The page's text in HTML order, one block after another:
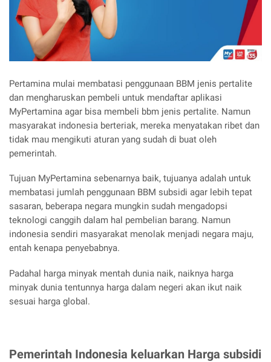
Pertamina mulai membatasi penggunaan BBM jenis pertalite
dan mengharuskan pembeli untuk mendaftar aplikasi
MyPertamina agar bisa membeli bbm jenis pertalite. Namun
masyarakat indonesia berteriak, mereka menyatakan ribet dan
tidak mau mengikuti aturan yang sudah di buat oleh
pemerintah.
Tujuan MyPertamina sebenarnya baik, tujuanya adalah untuk
membatasi jumlah penggunaan BBM subsidi agar lebih tepat
sasaran, beberapa negara mungkin sudah mengadopsi
teknologi canggih dalam hal pembelian barang. Namun
indonesia sendiri masyarakat menolak menjadi negara maju,
entah kenapa penyebabnya.
Padahal harga minyak mentah dunia naik, naiknya harga
minyak dunia tentunnya harga dalam negeri akan ikut naik
sesuai harga global.
Pemerintah Indonesia keluarkan Harga subsidi